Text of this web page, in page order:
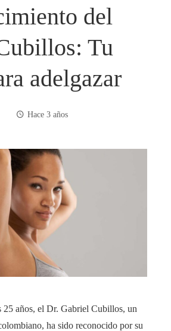
del
Tu
adelgazar
Hace 3 años
25 años, el Dr. Gabriel Cubillos, un
ha sido reconocido por su